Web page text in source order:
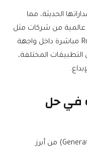
الحديثة، مما
من شركات مثل
OpenAI (Sora) و Google (Veo) و Runway مباشرة داخل واجهة
التطبيقات المختلفة،
في حل
تعد ميزة “التمديد التوليدي” (Generative Extend) من أبرز